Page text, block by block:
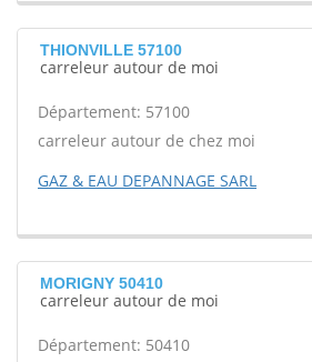
THIONVILLE 57100
carreleur autour de moi
Département: 57100
carreleur autour de chez moi
GAZ & EAU DEPANNAGE SARL
MORIGNY 50410
carreleur autour de moi
Département: 50410